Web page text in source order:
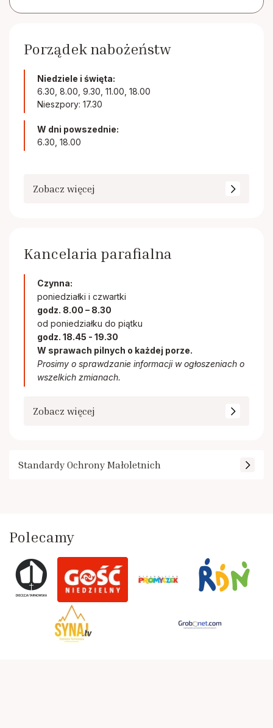
Porządek nabożeństw
Niedziele i święta:
6.30, 8.00, 9.30, 11.00, 18.00
Nieszpory: 17.30
W dni powszednie:
6.30, 18.00
Zobacz więcej
Kancelaria parafialna
Czynna:
poniedziałki i czwartki
godz. 8.00 – 8.30
od poniedziałku do piątku
godz. 18.45 - 19.30
W sprawach pilnych o każdej porze.
Prosimy o sprawdzanie informacji w ogłoszeniach o
wszelkich zmianach.
Zobacz więcej
Standardy Ochrony Małoletnich
Polecamy